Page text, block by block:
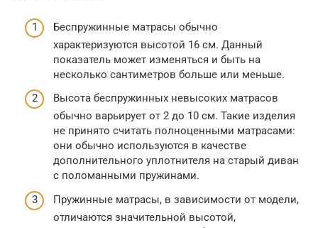
Беспружинные матрасы обычно
характеризуются высотой 16 см. Данный
показатель может изменяться и быть на
несколько сантиметров больше или меньше.
Высота беспружинных невысоких матрасов
обычно варьирует от 2 до 10 см. Такие изделия
не принято считать полноценными матрасами:
они обычно используются в качестве
дополнительного уплотнителя на старый диван
с поломанными пружинами.
Пружинные матрасы, в зависимости от модели,
отличаются значительной высотой,